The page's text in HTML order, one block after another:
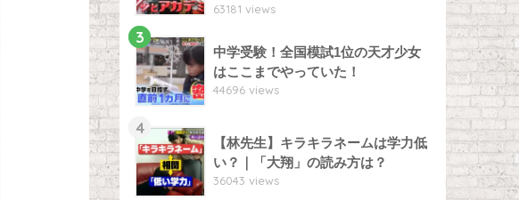
63181 views
3
中学受験！全国模試1位の天才少女
はここまでやっていた！
44696 views
4
【林先生】キラキラネームは学力低
い？｜「大翔」の読み方は？
36043 views